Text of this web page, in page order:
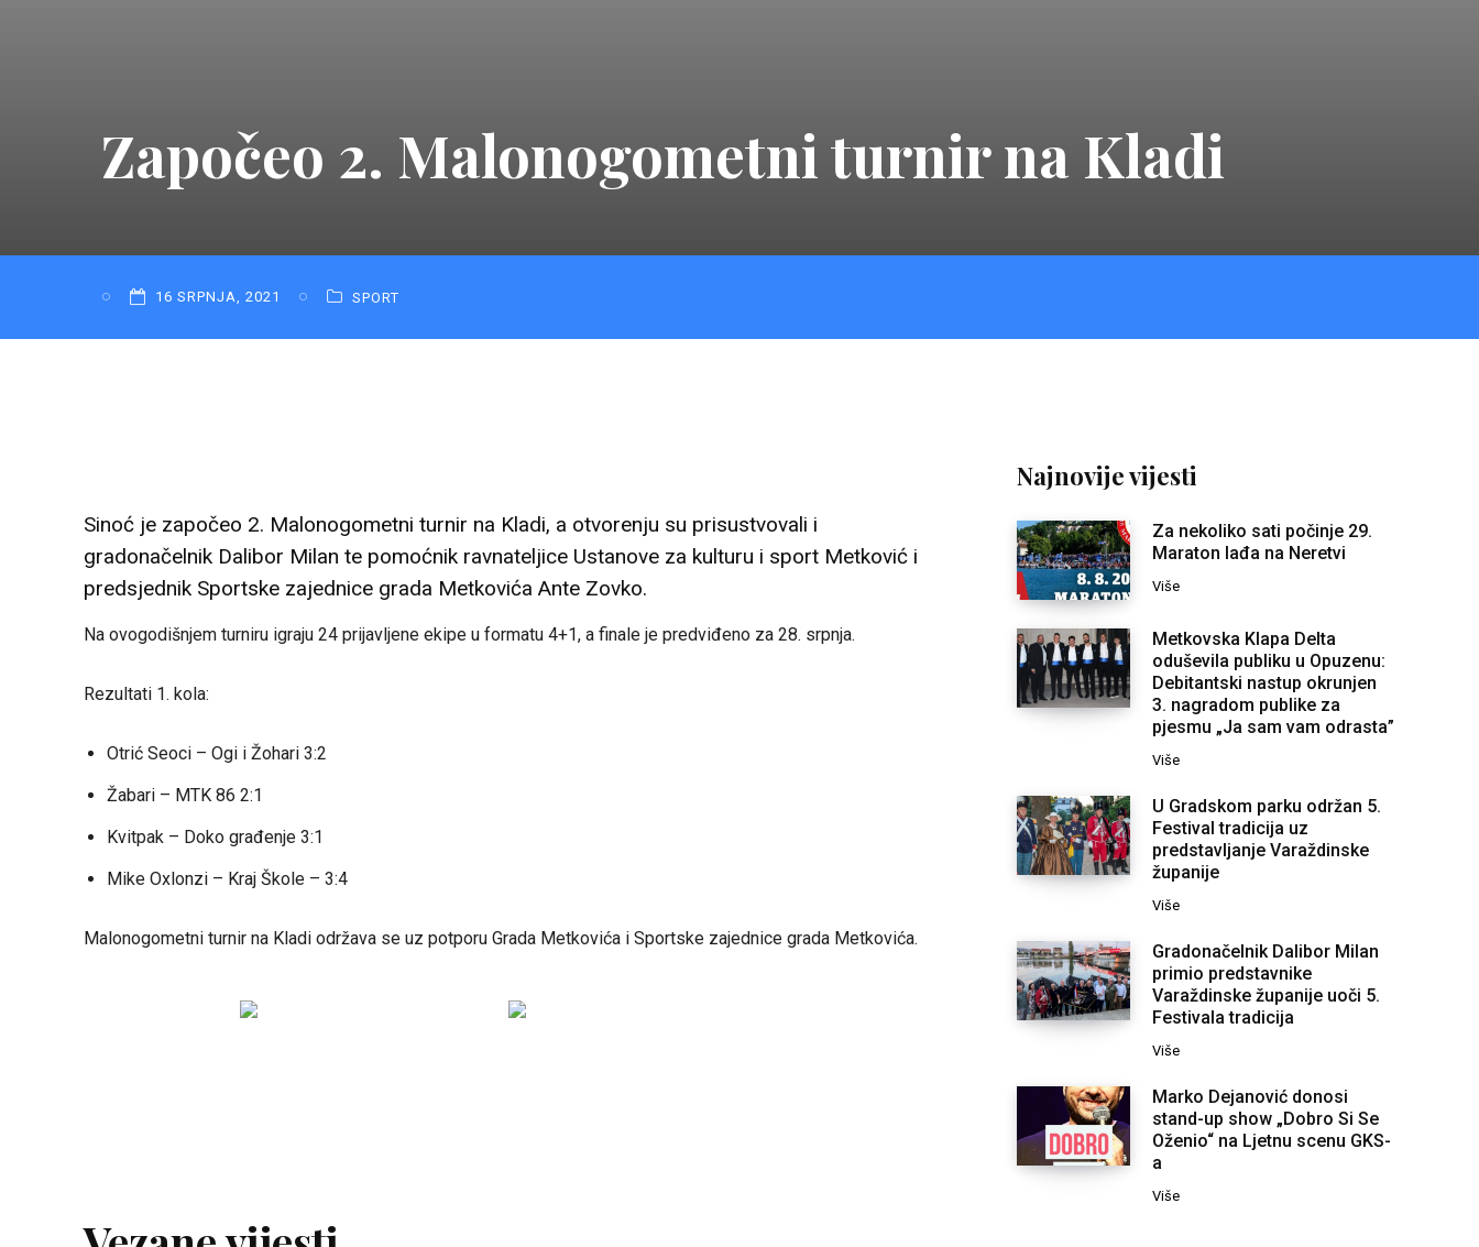
Započeo 2. Malonogometni turnir na Kladi
16 SRPNJA, 2021 SPORT
Sinoć je započeo 2. Malonogometni turnir na Kladi, a otvorenju su prisustvovali i
gradonačelnik Dalibor Milan te pomoćnik ravnateljice Ustanove za kulturu i sport Metković i
predsjednik Sportske zajednice grada Metkovića Ante Zovko.
Na ovogodišnjem turniru igraju 24 prijavljene ekipe u formatu 4+1, a finale je predviđeno za 28. srpnja.
Rezultati 1. kola:
Otrić Seoci – Ogi i Žohari 3:2
Žabari – MTK 86 2:1
Kvitpak – Doko građenje 3:1
Mike Oxlonzi – Kraj Škole – 3:4
Malonogometni turnir na Kladi održava se uz potporu Grada Metkovića i Sportske zajednice grada Metkovića.
Najnovije vijesti
Za nekoliko sati počinje 29.
Maraton lađa na Neretvi
Više
Metkovska Klapa Delta
oduševila publiku u Opuzenu:
Debitantski nastup okrunjen
3. nagradom publike za
pjesmu „Ja sam vam odrasta”
Više
U Gradskom parku održan 5.
Festival tradicija uz
predstavljanje Varaždinske
županije
Više
Gradonačelnik Dalibor Milan
primio predstavnike
Varaždinske županije uoči 5.
Festivala tradicija
Više
Marko Dejanović donosi
stand-up show „Dobro Si Se
Oženio“ na Ljetnu scenu GKS-
a
Više